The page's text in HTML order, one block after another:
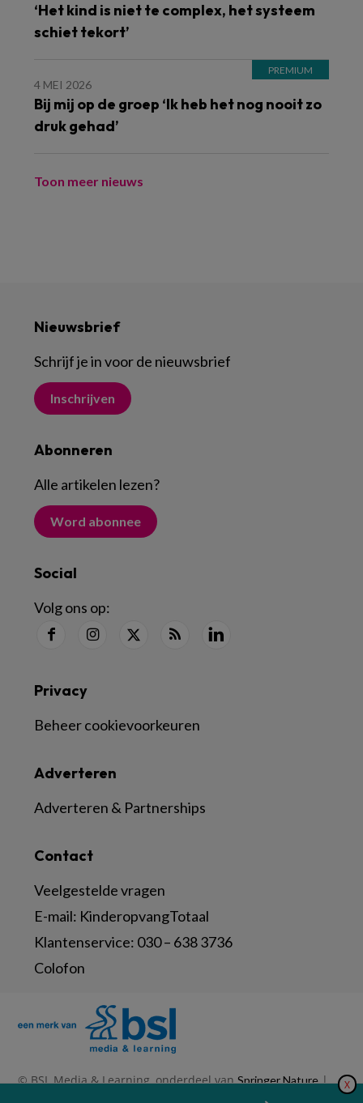
‘Het kind is niet te complex, het systeem
schiet tekort’
4 MEI 2026
Bij mij op de groep ‘Ik heb het nog nooit zo
druk gehad’
Toon meer nieuws
Nieuwsbrief
Schrijf je in voor de nieuwsbrief
Inschrijven
Abonneren
Alle artikelen lezen?
Word abonnee
Social
Volg ons op:
Contact
Veelgestelde vragen
E-mail: KinderopvangTotaal
Klantenservice: 030 – 638 3736
Colofon
Adverteren
Adverteren & Partnerships
Privacy
Beheer cookievoorkeuren
© BSL Media & Learning, onderdeel vanSpringer Nature| X